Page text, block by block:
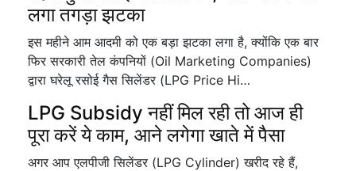
लगा तगड़ा झटका
इस महीने आम आदमी को एक बड़ा झटका लगा है, क्योंकि एक बार
फिर सरकारी तेल कंपनियों (Oil Marketing Companies)
द्वारा घरेलू रसोई गैस सिलेंडर (LPG Price Hi…
LPG Subsidy नहीं मिल रही तो आज ही
पूरा करें ये काम, आने लगेगा खाते में पैसा
अगर आप एलपीजी सिलेंडर (LPG Cylinder) खरीद रहे हैं,